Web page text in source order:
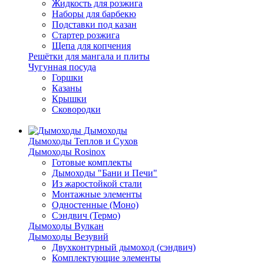
Жидкость для розжига
Наборы для барбекю
Подставки под казан
Стартер розжига
Щепа для копчения
Решётки для мангала и плиты
Чугунная посуда
Горшки
Казаны
Крышки
Сковородки
Дымоходы
Дымоходы Теплов и Сухов
Дымоходы Rosinox
Готовые комплекты
Дымоходы "Бани и Печи"
Из жаростойкой стали
Монтажные элементы
Одностенные (Моно)
Сэндвич (Термо)
Дымоходы Вулкан
Дымоходы Везувий
Двухконтурный дымоход (сэндвич)
Комплектующие элементы